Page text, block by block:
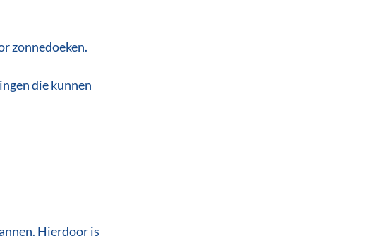
zonnedoeken.
die kunnen
Hierdoor is